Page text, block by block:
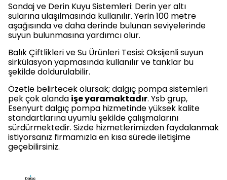
Sondaj ve Derin Kuyu Sistemleri: Derin yer altı
sularına ulaşılmasında kullanılır. Yerin 100 metre
aşağısında ve daha derinde bulunan seviyelerinde
suyun bulunmasına yardımcı olur.
Balık Çiftlikleri ve Su Ürünleri Tesisi: Oksijenli suyun
sirkülasyon yapmasında kullanılır ve tanklar bu
şekilde doldurulabilir.
Özetle belirtecek olursak; dalgıç pompa sistemleri
pek çok alanda işe yaramaktadır. Ysb grup,
Esenyurt dalgıç pompa hizmetinde yüksek kalite
standartlarına uyumlu şekilde çalışmalarını
sürdürmektedir. Sizde hizmetlerimizden faydalanmak
istiyorsanız firmamızla en kısa sürede iletişime
geçebilirsiniz.